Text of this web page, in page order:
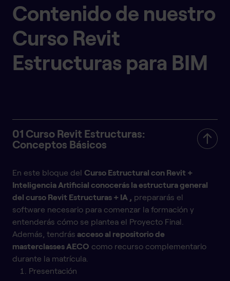
Contenido de nuestro
Curso Revit
Estructuras para BIM
01 Curso Revit Estructuras:
Conceptos Básicos
En este bloque del Curso Estructural con Revit +
Inteligencia Artificial conocerás la estructura general
del curso Revit Estructuras + IA , prepararás el
software necesario para comenzar la formación y
entenderás cómo se plantea el Proyecto Final.
Además, tendrás acceso al repositorio de
masterclasses AECO como recurso complementario
durante la matrícula.
Presentación